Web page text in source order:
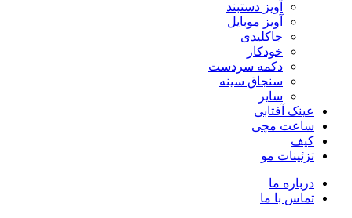
آویز دستبند
آویز موبایل
جاکلیدی
خودکار
دکمه سردست
سنجاق سینه
سایر
عینک آفتابی
ساعت مچی
کیف
تزئینات مو
درباره ما
تماس با ما